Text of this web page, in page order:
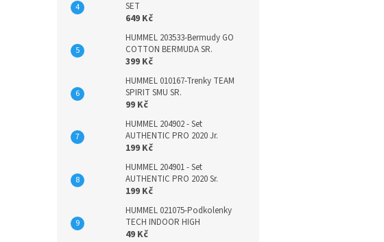
SET
649 Kč
HUMMEL 203533-Bermudy GO
COTTON BERMUDA SR.
399 Kč
HUMMEL 010167-Trenky TEAM
SPIRIT SMU SR.
99 Kč
HUMMEL 204902 - Set
AUTHENTIC PRO 2020 Jr.
199 Kč
HUMMEL 204901 - Set
AUTHENTIC PRO 2020 Sr.
199 Kč
HUMMEL 021075-Podkolenky
TECH INDOOR HIGH
49 Kč